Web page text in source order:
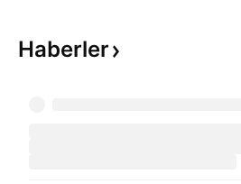
Haberler